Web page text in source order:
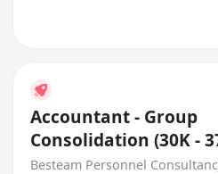
Accountant - Group
Consolidation (30K -
Besteam Personnel